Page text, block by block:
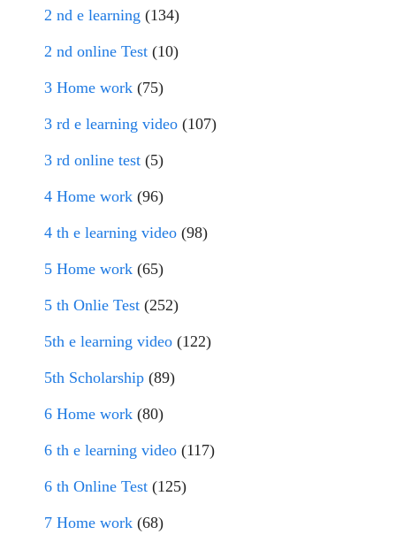
2 nd e learning (134)
2 nd online Test (10)
3 Home work (75)
3 rd e learning video (107)
3 rd online test (5)
4 Home work (96)
4 th e learning video (98)
5 Home work (65)
5 th Onlie Test (252)
5th e learning video (122)
5th Scholarship (89)
6 Home work (80)
6 th e learning video (117)
6 th Online Test (125)
7 Home work (68)